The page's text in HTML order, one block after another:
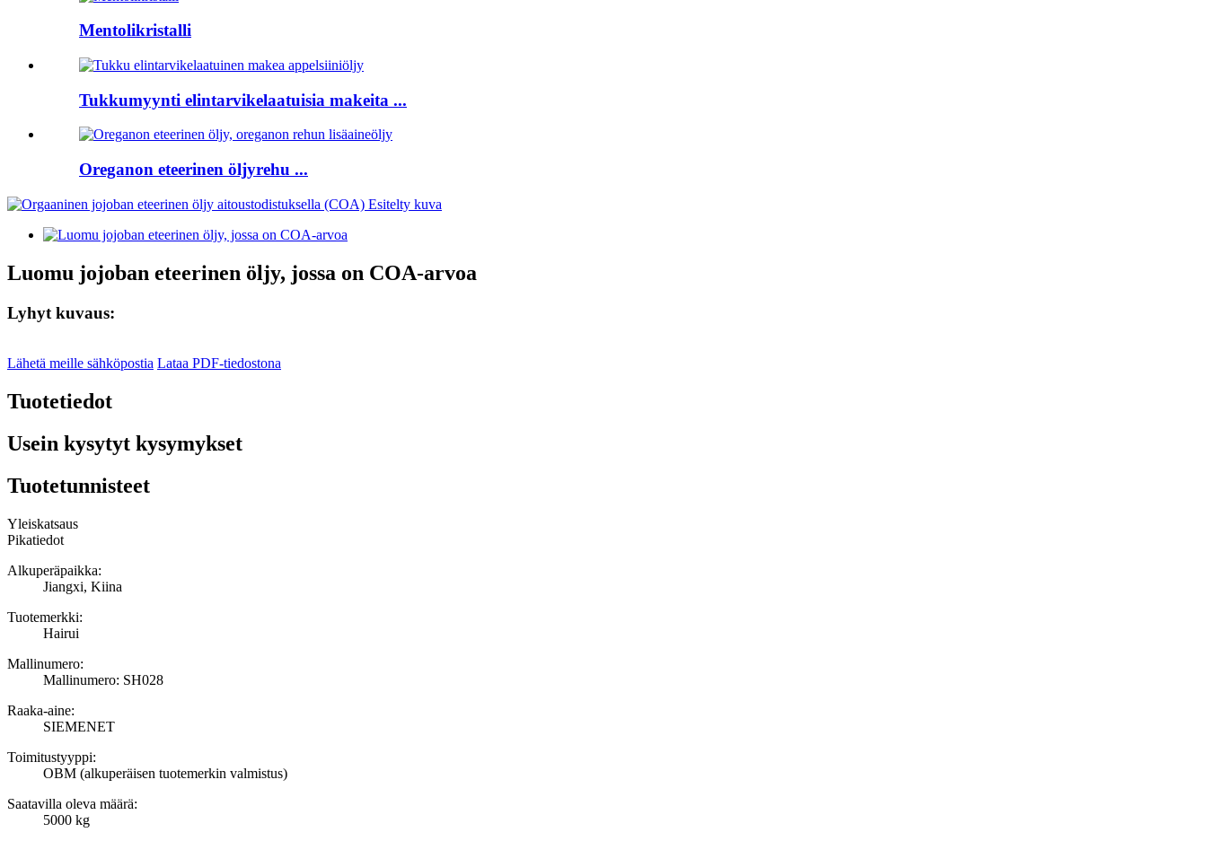
Mentolikristalli
Tukkumyynti elintarvikelaatuisia makeita ...
Oreganon eteerinen öljyrehu ...
Luomu jojoban eteerinen öljy, jossa on COA-arvoa
Lyhyt kuvaus:
Lähetä meille sähköpostia Lataa PDF-tiedostona
Tuotetiedot
Usein kysytyt kysymykset
Tuotetunnisteet
Yleiskatsaus
Pikatiedot
Alkuperäpaikka:
Jiangxi, Kiina
Tuotemerkki:
Hairui
Mallinumero:
Mallinumero: SH028
Raaka-aine:
SIEMENET
Toimitustyyppi:
OBM (alkuperäisen tuotemerkin valmistus)
Saatavilla oleva määrä:
5000 kg